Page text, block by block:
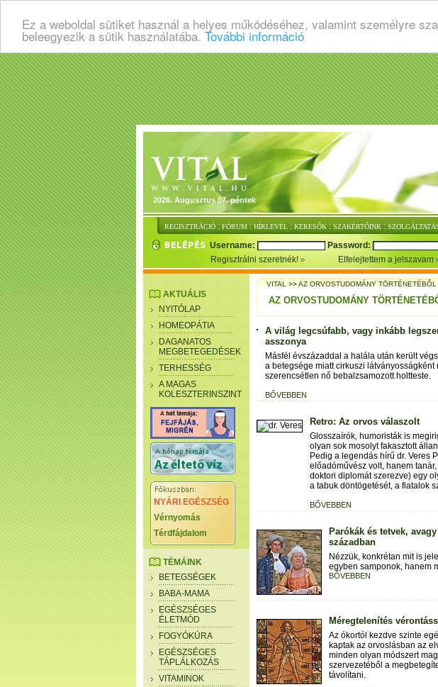
Ez a weboldal sütiket használ a helyes működéséhez, valamint személyre
beleegyezik a sütik használatába. További információ
2026. Augusztus 07. péntek
REGISZTRÁCIÓ : FÓRUM : HÍRLEVÉL : KERESŐK : SZAKÉRTŐINK :
Username: Password:
Regisztrálni szeretnék!
Elfelejtettem a jelszavam
AKTUÁLIS
NYITÓLAP
HOMEOPÁTIA
DAGANATOS
MEGBETEGEDÉSEK
TERHESSÉG
A MAGAS
KOLESZTERINSZINT
NYÁRI EGÉSZSÉG
Vérnyomás
Térdfájdalom
TÉMÁINK
BETEGSÉGEK
BABA-MAMA
EGÉSZSÉGES
ÉLETMÓD
FOGYÓKÚRA
EGÉSZSÉGES
TÁPLÁLKOZÁS
VITAMINOK
VITAL>>AZ ORVOSTUDOMÁNY TÖRTÉNETÉBŐL
AZ ORVOSTUDOMÁNY
A világ legcsúfabb, vagy inkább
asszonya
Másfél évszázaddal a halála után került
a betegsége miatt cirkuszi látványosságként
szerencsétlen nő bebalzsamozott holtteste.
BŐVEBBEN
Retro: Az orvos válaszolt
Glosszaírók, humoristák is
olyan sok mosolyt fakasztott
Pedig a legendás hírű dr. Veres
előadóművész volt, hanem
doktori diplomát szerezve) egy
a tabuk döntögetését, a fiatalok
BŐVEBBEN
Parókák és tetvek,
században
Nézzük, konkrétan mit is
egyben samponok, hanem
BŐVEBBEN
Méregtelenítés
Az ókortól kezdve szinte
kaptak az orvoslásban az
minden olyan módszert
szervezetéből a
távolítani.